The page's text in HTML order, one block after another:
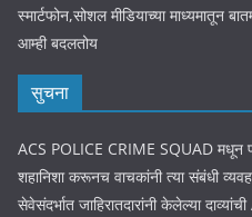
स्मार्टफोन,सोशल मीडियाच्या माध्यमातून
आम्ही बदलतोय
सुचना
ACS POLICE CRIME SQUAD मधून
शहानिशा करूनच वाचकांनी त्या संबंधी
सेवेसंदर्भात जाहिरातदारांनी केलेल्या